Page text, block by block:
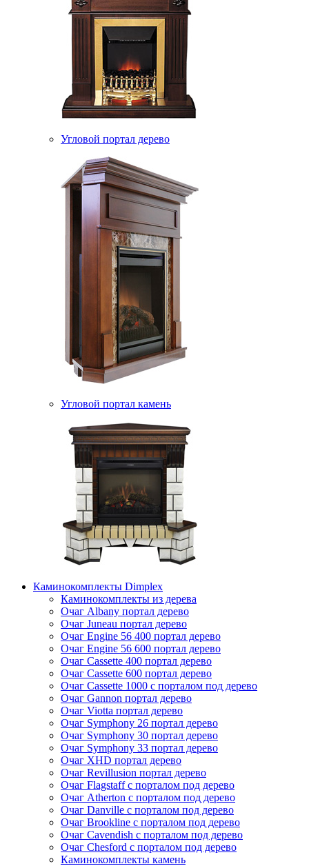
Угловой портал дерево
Угловой портал камень
Каминокомплекты Dimplex
Каминокомплекты из дерева
Очаг Albany портал дерево
Очаг Juneau портал дерево
Очаг Engine 56 400 портал дерево
Очаг Engine 56 600 портал дерево
Очаг Cassette 400 портал дерево
Очаг Cassette 600 портал дерево
Очаг Cassette 1000 с порталом под дерево
Очаг Gannon портал дерево
Очаг Viotta портал дерево
Очаг Symphony 26 портал дерево
Очаг Symphony 30 портал дерево
Очаг Symphony 33 портал дерево
Очаг XHD портал дерево
Очаг Revillusion портал дерево
Очаг Flagstaff с порталом под дерево
Очаг Atherton с порталом под дерево
Очаг Danville с порталом под дерево
Очаг Brookline с порталом под дерево
Очаг Cavendish с порталом под дерево
Очаг Chesford с порталом под дерево
Каминокомплекты камень